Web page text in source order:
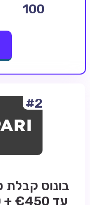
בונוסים בקזינו אונליין
טיפים
100
#2